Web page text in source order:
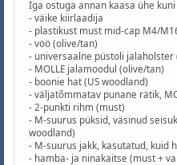
Iga ostuga annan kaasa ühe
- väike kiirlaadija
- plastikust must mid-cap M4/
- vöö (olive/tan)
- universaalne püstoli jalaholster
- MOLLE jalamoodul (olive/tan)
- boonie hat (US woodland)
- väljatõmmatav punane rätik,
- 2-punkti rihm (must)
- M-suurus püksid, väsinud
woodland)
- M-suurus jakk, kasutatud, kuid
- hamba- ja ninakaitse (must +